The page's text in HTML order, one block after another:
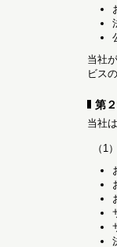
当社
ビス
第
当社
（1